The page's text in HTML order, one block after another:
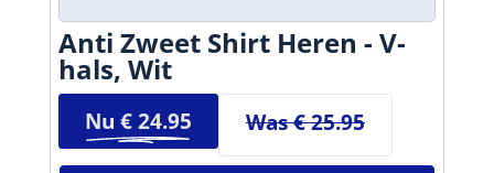
Anti Zweet Shirt Heren - V-
hals, Wit
Nu €24.95 Was € 25.95